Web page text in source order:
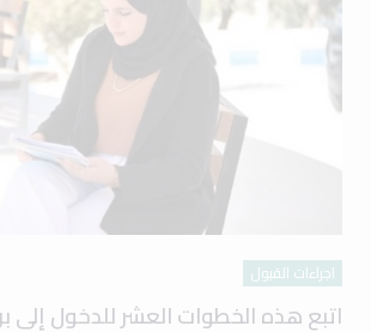
اجراءات القبول
اتبع هذه الخطوات العشر للدخول إلى